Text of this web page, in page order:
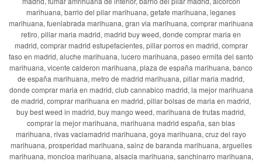
marihuana, barrio del pilar marihuana, getafe marihuana, leganes
marihuana, fuenlabrada marihuana, gran via marihuana, comprar marihuana
retiro, pillar maria madrid, madrid buy weed, donde comprar maria en
madrid, comprar madrid estupefacientes, pillar porros en madrid, comprar
faso en madrid, aluche marihuana, lucero marihuana, paseo ermita del santo
marihuana, vicente calderon marihuana, plaza de españa marihuana, banco
de españa marihuana, metro de madrid marihuana, pillar maria madrid,
donde comprar maria en madrid, club cannabico madrid, la mejor marihuana
de madrid, comprar marihuana en madrid, pillar bolsas de maria en madrid,
buy best weed in madrid, buy mango weed, marihuana de frutas madrid,
comprar la mejor marihuana, marihuana madrid españa, san blas
marihuana, rivas vaciamadrid marihuana, goya marihuana, cruz del rayo
marihuana, prosperidad marihuana, sainz de baranda marihuana, arguelles
marihuana, moncloa marihuana, alsacia marihuana, sanchinarro marihuana,